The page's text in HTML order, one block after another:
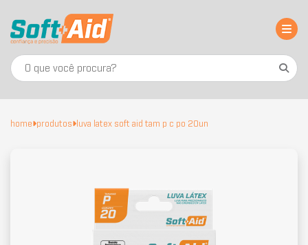
home produtos luva latex soft aid tam p c po 20un